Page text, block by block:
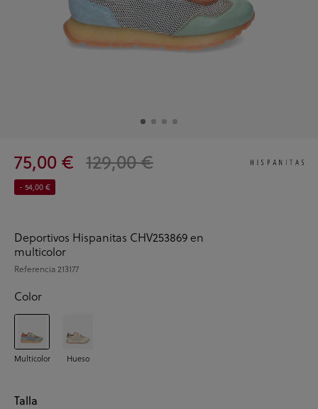
75,00 € 129,00 €
- 54,00 €
Deportivos Hispanitas CHV253869 en
multicolor
Referencia213177
Color
Multicolor Hueso
Talla